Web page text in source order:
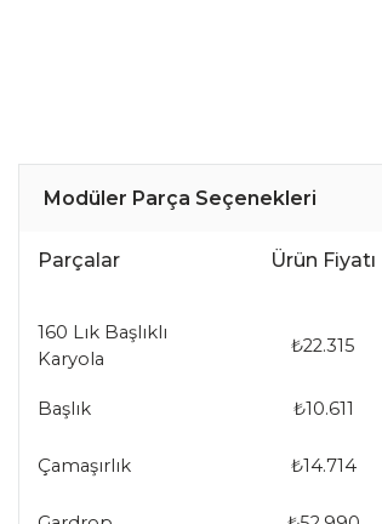
Modüler Parça Seçenekleri
Parçalar Ürün Fiyatı
160 Lık Başlıklı
Karyola
₺22.315
Başlık ₺10.611
Çamaşırlık ₺14.714